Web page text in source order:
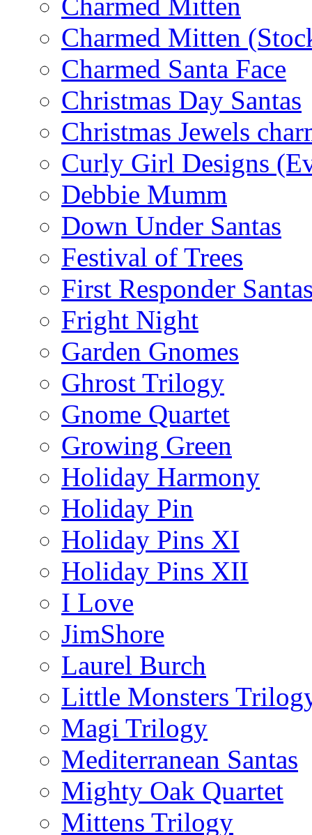
Charmed Mitten
Charmed Mitten
Charmed Santa Face
Christmas Day Santas
Christmas Jewels
Curly Girl Designs
Debbie Mumm
Down Under Santas
Festival of Trees
First Responder
Fright Night
Garden Gnomes
Ghrost Trilogy
Gnome Quartet
Growing Green
Holiday Harmony
Holiday Pin
Holiday Pins XI
Holiday Pins XII
I Love
JimShore
Laurel Burch
Little Monsters
Magi Trilogy
Mediterranean Santas
Mighty Oak Quartet
Mittens Trilogy